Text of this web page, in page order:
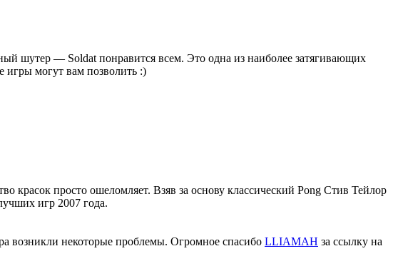
шутер — Soldat понравится всем. Это одна из наиболее затягивающих
игры могут вам позволить :)
красок просто ошеломляет. Взяв за основу классический Pong Стив Тейлор
игр 2007 года.
возникли некоторые проблемы. Огромное спасибо LLIAMAH за ссылку на